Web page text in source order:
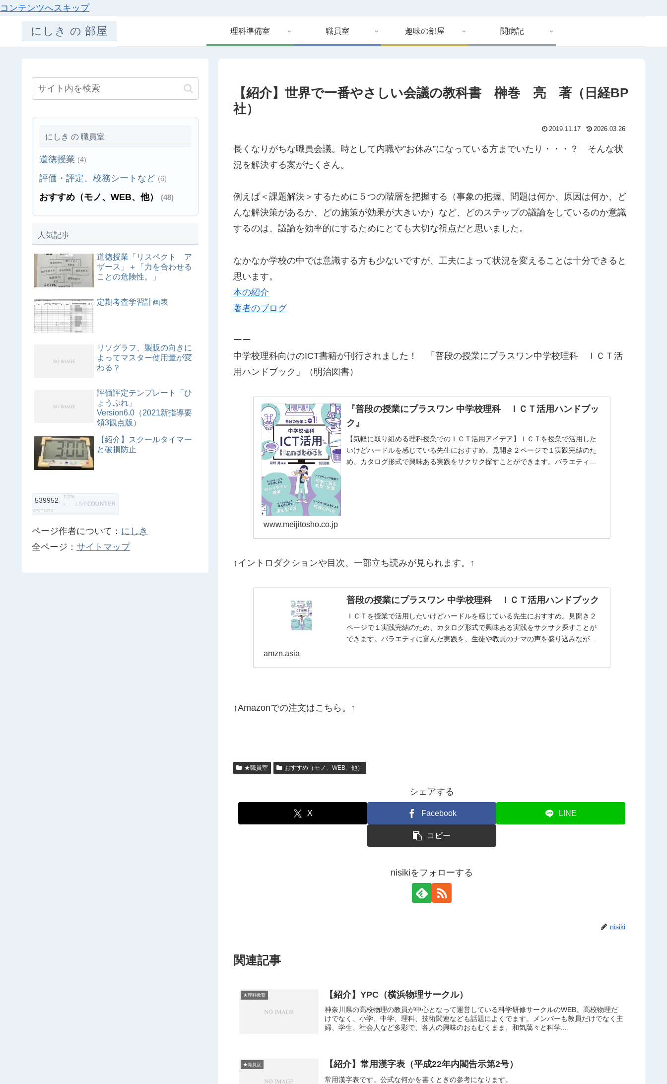
コンテンツへスキップ
にしき の 部屋 理科準備室 職員室 趣味の部屋 闘病記
【紹介】世界で一番やさしい会議の教科書 榊巻 亮 著（日経BP
社）
2019.11.17 2026.03.26
長くなりがちな職員会議。時として内職や”お休み”になっている方までいたり・・・？ そんな状
況を解決する案がたくさん。
例えば＜課題解決＞するために５つの階層を把握する（事象の把握、問題は何か、原因は何か、ど
んな解決策があるか、どの施策が効果が大きいか）など、どのステップの議論をしているのか意識
するのは、議論を効率的にするためにとても大切な視点だと思いました。
なかなか学校の中では意識する方も少ないですが、工夫によって状況を変えることは十分できると
思います。
本の紹介
著者のブログ
ーー
中学校理科向けのICT書籍が刊行されました！ 「 普段の授業にプラスワン中学校理科 ＩＣＴ活
用ハンドブック 」（明治図書）
『普段の授業にプラスワン 中学校理科 ＩＣＴ活用ハンドブッ
ク』
【気軽に取り組める理科授業でのＩＣＴ活用アイデア】ＩＣＴを授業で活用した
いけどハードルを感じている先生におすすめ。見開き２ページで１実践完結のた
め、カタログ形式で興味ある実践をサクサク探すことができます。バラエティに
www.meijitosho.co.jp
↑イントロダクションや目次、一部立ち読みが見られます。↑
普段の授業にプラスワン 中学校理科 ＩＣＴ活用ハンドブック
ＩＣＴを授業で活用したいけどハードルを感じている先生におすすめ。見開き２
ページで１実践完結のため、カタログ形式で興味ある実践をサクサク探すことが
できます。バラエティに富んだ実践を、生徒や教員のナマの声を盛り込みながら
amzn.asia
↑Amazonでの注文はこちら。↑
★職員室 おすすめ（モノ、WEB、他）
シェアする
X Facebook LINE
コピー
nisikiをフォローする
nisiki
関連記事
★理科教育 【紹介】YPC（横浜物理サークル）
神奈川県の高校物理の教員が中心となって運営している科学研修サークルのWEB。高校物理だ
けでなく、小学、中学、理科、技術関連なども話題によくでます。メンバーも教員だけでなく主
婦、学生、社会人など多彩で、各人の興味のおもむくまま、和気藹々と科学...
★職員室 【紹介】常用漢字表（平成22年内閣告示第2号）
常用漢字表です。公式な何かを書くときの参考になります。
にしき の 職員室
道徳授業 (4)
評価・評定、校務シートなど (6)
おすすめ（モノ、WEB、他） (48)
人気記事
道徳授業「リスペクト ア
ザース」＋「力を合わせる
ことの危険性。」
定期考査学習計画表
リソグラフ、製販の向きに
よってマスター使用量が変
わる？
評価評定テンプレート「ひ
ょうぷれ」
Version6.0（2021新指導要
領3観点版）
【紹介】スクールタイマー
と破損防止
539952
TOTA
L
VISITORS
ページ作者について： にしき
全ページ： サイトマップ